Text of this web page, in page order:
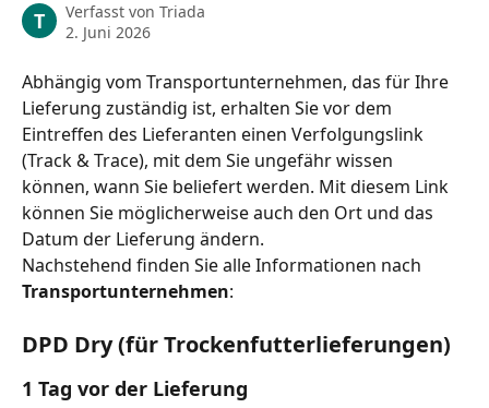
T Verfasst von Triada
2. Juni 2026
Abhängig vom Transportunternehmen, das für Ihre
Lieferung zuständig ist, erhalten Sie vor dem
Eintreffen des Lieferanten einen Verfolgungslink
(Track & Trace), mit dem Sie ungefähr wissen
können, wann Sie beliefert werden. Mit diesem Link
können Sie möglicherweise auch den Ort und das
Datum der Lieferung ändern.
Nachstehend finden Sie alle Informationen nach
Transportunternehmen:
DPD Dry (für Trockenfutterlieferungen)
1 Tag vor der Lieferung